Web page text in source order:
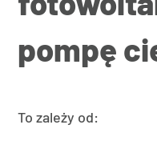
pompę
To zależy od: